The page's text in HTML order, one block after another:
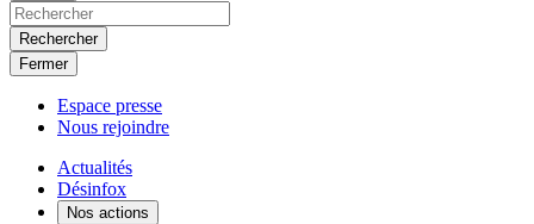
Rechercher
Fermer
Espace presse
Nous rejoindre
Actualités
Désinfox
Nos actions